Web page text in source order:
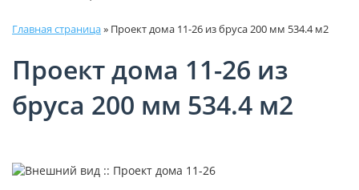
Главная страница» Проект дома 11-26 из бруса 200 мм 534.4 м2
Проект дома 11-26 из
бруса 200 мм 534.4 м2